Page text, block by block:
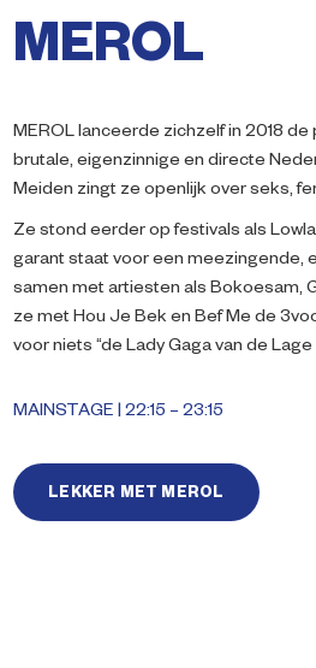
MEROL
MEROL lanceerde zichzelf in 2018
brutale, eigenzinnige en directe
Meiden zingt ze openlijk over seks,
Ze stond eerder op festivals als
garant staat voor een meezingende,
samen met artiesten als Bokoesam,
ze met Hou Je Bek en Bef Me de
voor niets “de Lady Gaga van de Lage
MAINSTAGE | 22:15 – 23:15
LEKKER MET MEROL